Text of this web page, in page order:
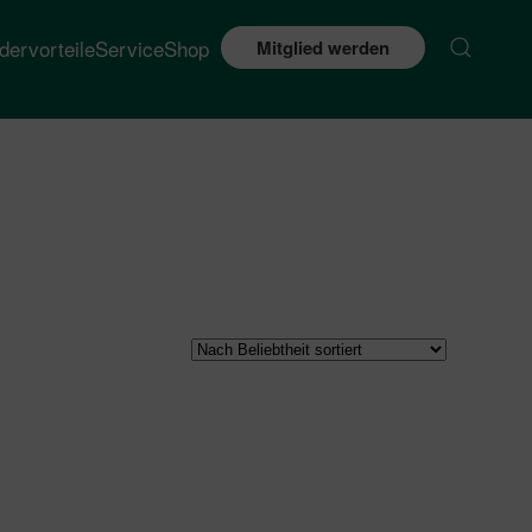
ServiceShop Mitglied werden